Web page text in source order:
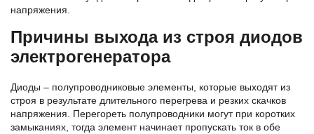
напряжения.
Причины выхода из строя диодов
электрогенератора
Диоды – полупроводниковые элементы, которые выходят из
строя в результате длительного перегрева и резких скачков
напряжения. Перегореть полупроводники могут при коротких
замыканиях, тогда элемент начинает пропускать ток в обе